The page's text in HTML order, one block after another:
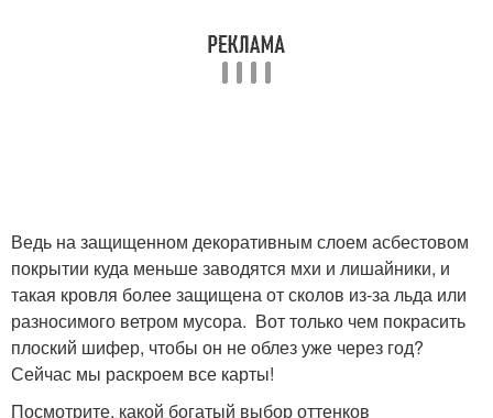
Ведь на защищенном декоративным слоем асбестовом
покрытии куда меньше заводятся мхи и лишайники, и
такая кровля более защищена от сколов из-за льда или
разносимого ветром мусора. Вот только чем покрасить
плоский шифер, чтобы он не облез уже через год?
Сейчас мы раскроем все карты!
Посмотрите, какой богатый выбор оттенков